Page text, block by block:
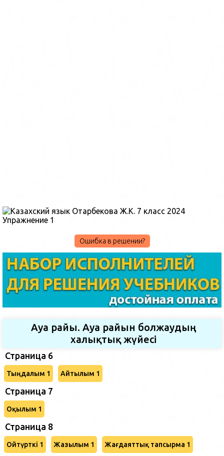
Ошибка в решении?
Ауа райы. Ауа райын болжаудың
халықтық жүйесі
Страница 6
Тыңдалым 1 Айтылым 1
Страница 7
Оқылым 1
Страница 8
Ойтүрткі 1 Жазылым 1 Жағдаяттық тапсырма 1